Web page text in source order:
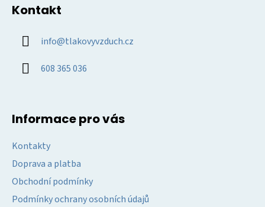
Kontakt
info@tlakovyvzduch.cz
608 365 036
Informace pro vás
Kontakty
Doprava a platba
Obchodní podmínky
Podmínky ochrany osobních údajů